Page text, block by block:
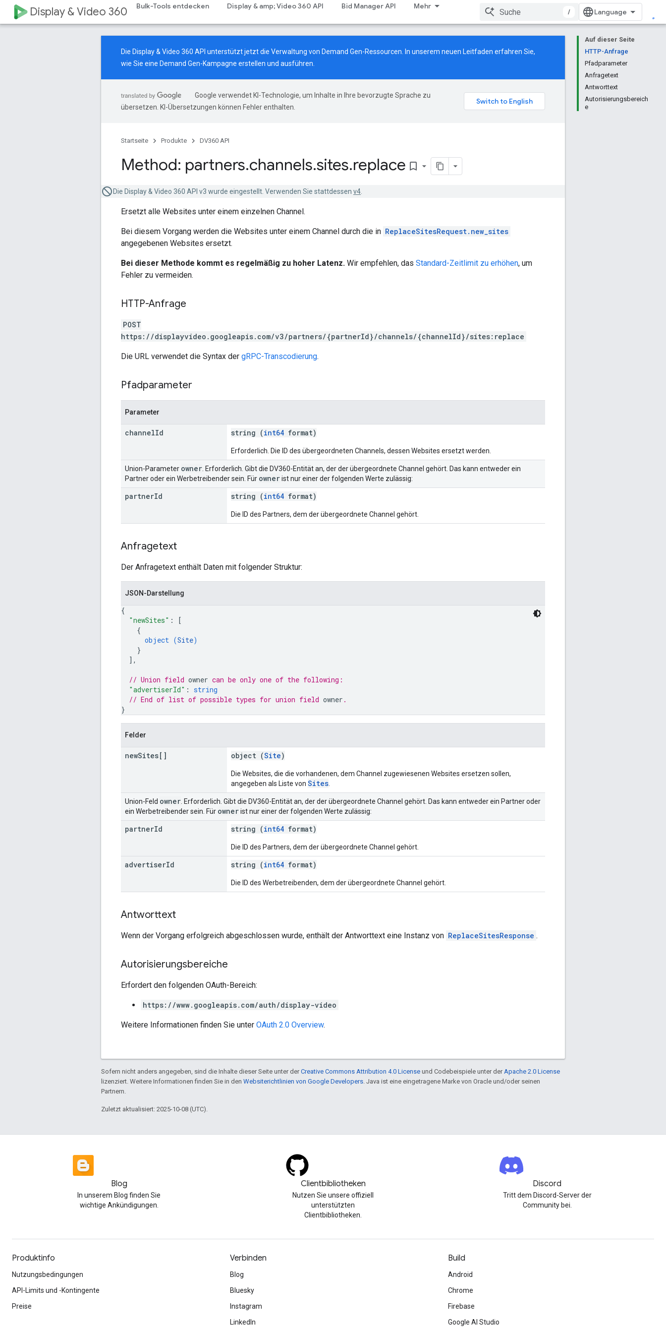
Display & Video 360 Bulk-Tools entdecken Display & amp; Video 360 API Bid Manager API Mehr
/
Auf dieser Seite
HTTP-Anfrage
Pfadparameter
Anfragetext
Antworttext
Autorisierungsbereich
e
Die Display & Video 360 API unterstützt jetzt die Verwaltung von Demand Gen-Ressourcen. In unserem neuen Leitfaden erfahren Sie,
wie Sie eine Demand Gen-Kampagne erstellen und ausführen.
Google verwendet KI-Technologie, um Inhalte in Ihre bevorzugte Sprache zu
übersetzen. KI-Übersetzungen können Fehler enthalten.
Startseite Produkte DV360 API
Method: partners.channels.sites.replace bookmark_border
Die Display & Video 360 API v3 wurde eingestellt. Verwenden Sie stattdessen v4
Ersetzt alle Websites unter einem einzelnen Channel.
Bei diesem Vorgang werden die Websites unter einem Channel durch die in ReplaceSitesRequest.new_sites
angegebenen Websites ersetzt.
Bei dieser Methode kommt es regelmäßig zu hoher Latenz. Wir empfehlen, das Standard-Zeitlimit zu erhöhen, um
Fehler zu vermeiden.
HTTP-Anfrage
POST
https://displayvideo.googleapis.com/v3/partners/{partnerId}/channels/{channelId}/sites:replace
Die URL verwendet die Syntax der gRPC-Transcodierung.
Pfadparameter
Parameter
channelId string (int64 format)
Erforderlich. Die ID des übergeordneten Channels, dessen Websites ersetzt werden.
Union-Parameter owner . Erforderlich. Gibt die DV360-Entität an, der der übergeordnete Channel gehört. Das kann entweder ein
Partner oder ein Werbetreibender sein. Für ownerist nur einer der folgenden Werte zulässig:
partnerId string (int64 format)
Die ID des Partners, dem der übergeordnete Channel gehört.
Anfragetext
Der Anfragetext enthält Daten mit folgender Struktur:
JSON-Darstellung
{
"newSites" :
[
{
object (Site)
}
] ,
// Union field owner can be only one of the following:
"advertiserId" : string
// End of list of possible types for union field owner .
}
Felder
newSites[] object (Site)
Die Websites, die die vorhandenen, dem Channel zugewiesenen Websites ersetzen sollen,
angegeben als Liste von Sites
Union-Feld owner . Erforderlich. Gibt die DV360-Entität an, der der übergeordnete Channel gehört. Das kann entweder ein Partner oder
ein Werbetreibender sein. Für ownerist nur einer der folgenden Werte zulässig:
partnerId string (int64 format)
Die ID des Partners, dem der übergeordnete Channel gehört.
advertiserId string (int64 format)
Die ID des Werbetreibenden, dem der übergeordnete Channel gehört.
Antworttext
Wenn der Vorgang erfolgreich abgeschlossen wurde, enthält der Antworttext eine Instanz von ReplaceSitesResponse .
Autorisierungsbereiche
Erfordert den folgenden OAuth-Bereich:
https://www.googleapis.com/auth/display-video
Weitere Informationen finden Sie unter OAuth 2.0 Overview.
Sofern nicht anders angegeben, sind die Inhalte dieser Seite unter derCreative Commons Attribution 4.0 License und Codebeispiele unter der Apache 2.0 License
lizenziert. Weitere Informationen finden Sie in den Websiterichtlinien von Google Developers . Java ist eine eingetragene Marke von Oracle und/oder seinen
Partnern.
Zuletzt aktualisiert: 2025-10-08 (UTC).
Blog
In unserem Blog finden Sie
wichtige Ankündigungen.
Clientbibliotheken
Nutzen Sie unsere offiziell
unterstützten
Clientbibliotheken.
Discord
Tritt dem Discord-Server der
Community bei.
Produktinfo
Nutzungsbedingungen
API-Limits und -Kontingente
Preise
Verbinden
Blog
Bluesky
Instagram
LinkedIn
Build
Android
Chrome
Firebase
Google AI Studio